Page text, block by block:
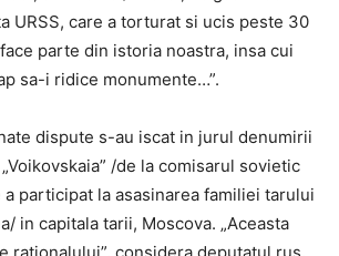
URSS, care a torturat si ucis peste 30
parte din istoria noastra, insa cui
sa-i ridice monumente…”.
dispute s-au iscat in jurul denumirii
/de la comisarul sovietic
a participat la asasinarea familiei tarului
in capitala tarii, Moscova. „Aceasta